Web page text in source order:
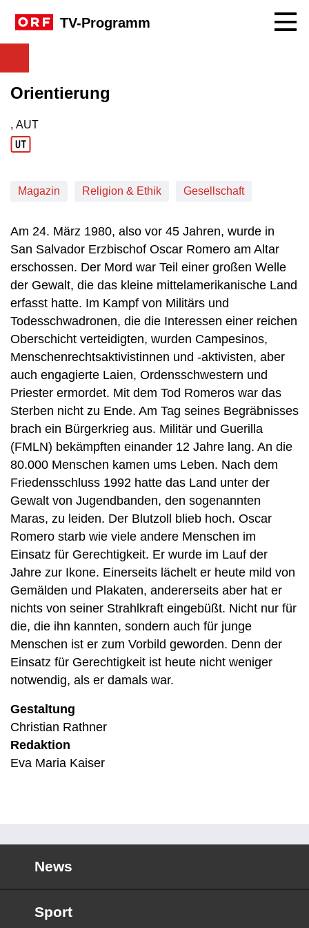
TV-Programm
Orientierung
Produktionsland: AUT
, AUT
Magazin Religion & Ethik Gesellschaft
Am 24. März 1980, also vor 45 Jahren, wurde in
San Salvador Erzbischof Oscar Romero am Altar
erschossen. Der Mord war Teil einer großen Welle
der Gewalt, die das kleine mittelamerikanische Land
erfasst hatte. Im Kampf von Militärs und
Todesschwadronen, die die Interessen einer reichen
Oberschicht verteidigten, wurden Campesinos,
Menschenrechtsaktivistinnen und -aktivisten, aber
auch engagierte Laien, Ordensschwestern und
Priester ermordet. Mit dem Tod Romeros war das
Sterben nicht zu Ende. Am Tag seines Begräbnisses
brach ein Bürgerkrieg aus. Militär und Guerilla
(FMLN) bekämpften einander 12 Jahre lang. An die
80.000 Menschen kamen ums Leben. Nach dem
Friedensschluss 1992 hatte das Land unter der
Gewalt von Jugendbanden, den sogenannten
Maras, zu leiden. Der Blutzoll blieb hoch. Oscar
Romero starb wie viele andere Menschen im
Einsatz für Gerechtigkeit. Er wurde im Lauf der
Jahre zur Ikone. Einerseits lächelt er heute mild von
Gemälden und Plakaten, andererseits aber hat er
nichts von seiner Strahlkraft eingebüßt. Nicht nur für
die, die ihn kannten, sondern auch für junge
Menschen ist er zum Vorbild geworden. Denn der
Einsatz für Gerechtigkeit ist heute nicht weniger
notwendig, als er damals war.
Gestaltung
Christian Rathner
Redaktion
Eva Maria Kaiser
News
Sport